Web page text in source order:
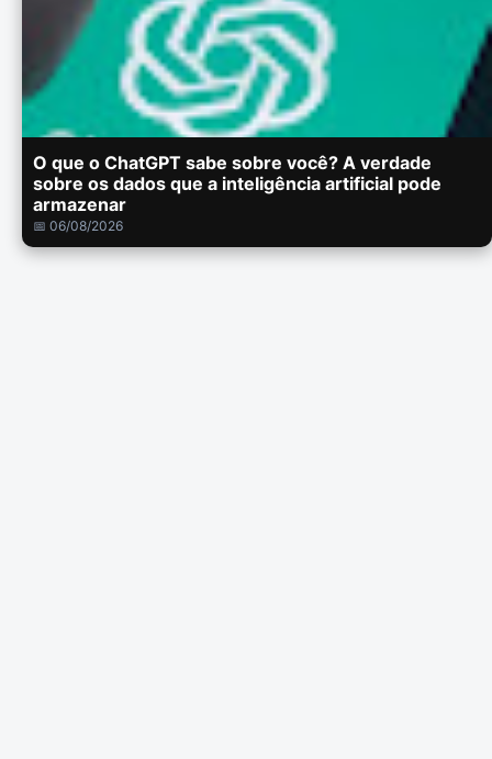
O que o ChatGPT sabe sobre você? A verdade
sobre os dados que a inteligência artificial pode
armazenar
📅 06/08/2026